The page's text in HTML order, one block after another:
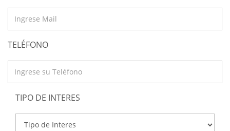
TELÉFONO
TIPO DE INTERES